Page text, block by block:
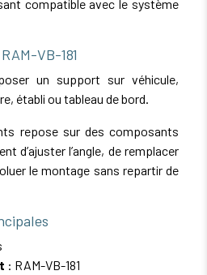
compatible avec le système
VB-181
un support sur véhicule,
établi ou tableau de bord.
repose sur des composants
d’ajuster l’angle, de remplacer
le montage sans repartir de
: RAM-VB-181